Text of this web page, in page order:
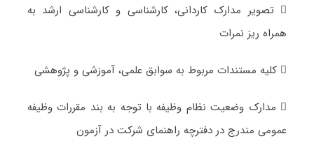
 تصویر مدارک کاردانی، کارشناسی و کارشناسی ارشد به
همراه ریز نمرات
 کلیه مستندات مربوط به سوابق علمی، آموزشی و پژوهشی
 مدارک وضعیت نظام وظیفه با توجه به بند مقررات وظیفه
عمومی مندرج در دفترچه راهنمای شرکت در آزمون